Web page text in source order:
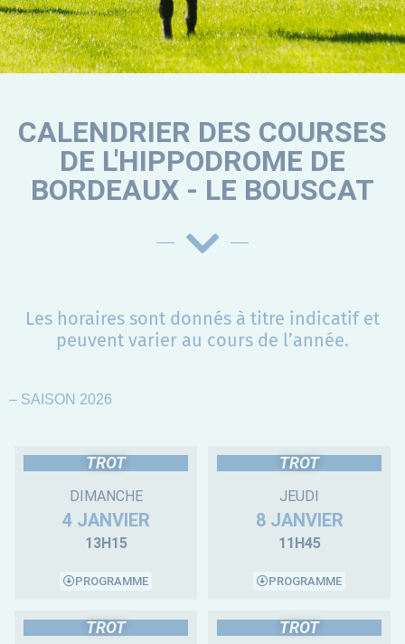
CALENDRIER DES COURSES
DE L'HIPPODROME DE
BORDEAUX - LE BOUSCAT
Les horaires sont donnés à titre indicatif et
peuvent varier au cours de l’année.
– SAISON 2026
TROT
DIMANCHE
4 JANVIER
13H15
PROGRAMME
TROT
JEUDI
8 JANVIER
11H45
PROGRAMME
TROT TROT